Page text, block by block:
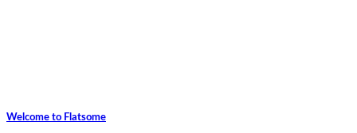
Welcome to Flatsome